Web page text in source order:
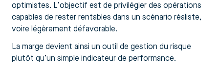
optimistes. L’objectif est de privilégier des opérations
capables de rester rentables dans un scénario réaliste,
voire légèrement défavorable.
La marge devient ainsi un outil de gestion du risque
plutôt qu’un simple indicateur de performance.